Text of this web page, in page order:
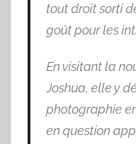
tout droit sorti
goût pour les
En visitant la
Joshua, elle y
photographie
en question